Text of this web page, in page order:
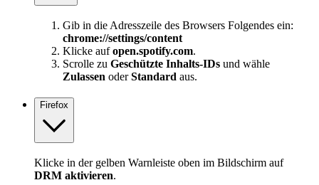
Gib in die Adresszeile des Browsers Folgendes ein:
chrome://settings/content
Klicke aufopen.spotify.com.
Scrolle zu Geschützte Inhalts-IDs und wähle
Zulassen oderStandard aus.
Firefox
Klicke in der gelben Warnleiste oben im Bildschirm auf
DRM aktivieren.